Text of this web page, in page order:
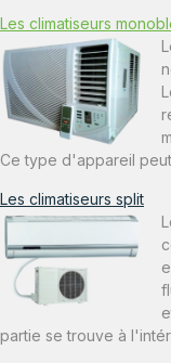
Les climatiseurs
Ce type d'appareil
Les climatiseurs split
partie se trouve à